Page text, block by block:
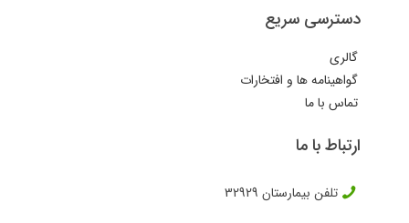
دسترسی سریع
گالری
گواهینامه ها و افتخارات
تماس با ما
ارتباط با ما
تلفن بیمارستان 32929